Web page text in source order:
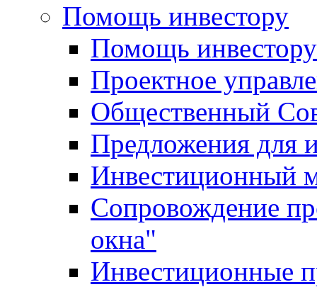
Помощь инвестору
Помощь инвестору
Проектное
Общественный
Предложения для
Инвестиционный
Сопровождение
окна"
Инвестиционные